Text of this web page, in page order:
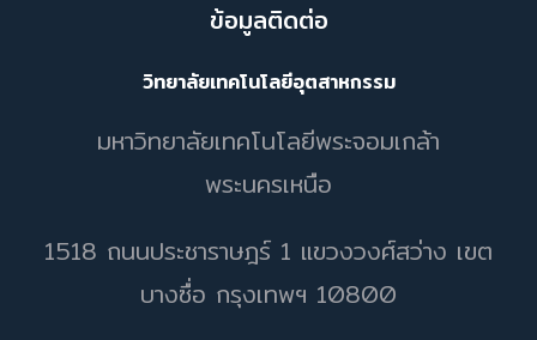
ข้อมูลติดต่อ
วิทยาลัยเทคโนโลยีอุตสาหกรรม
มหาวิทยาลัยเทคโนโลยีพระจอมเกล้า
พระนครเหนือ
1518 ถนนประชาราษฎร์ 1 แขวงวงศ์สว่าง เขต
บางซื่อ กรุงเทพฯ 10800